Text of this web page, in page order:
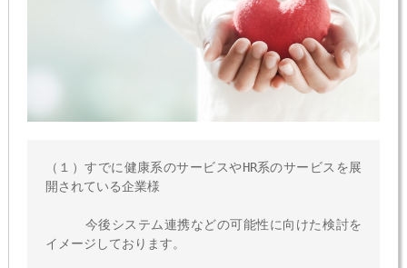
（１）すでに健康系のサービスやHR系のサービスを展
開されている企業様
今後システム連携などの可能性に向けた検討を
イメージしております。